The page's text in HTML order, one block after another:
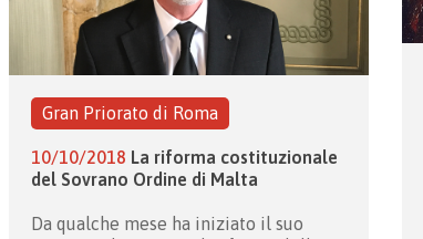
Gran Priorato di Roma
10/10/2018 La riforma costituzionale
del Sovrano Ordine di Malta
Da qualche mese ha iniziato il suo